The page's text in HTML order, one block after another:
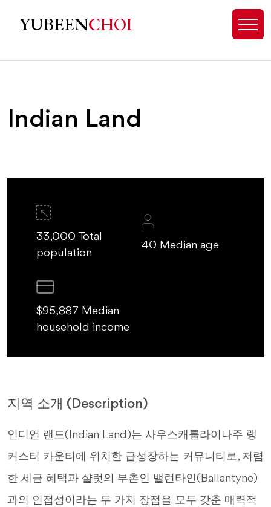
Indian Land, SC Real Estate - Top
YUBEENCHOI
Indian Land
33,000 Total
population
40 Median age
$95,887 Median
household income
지역 소개 (Description)
인디언 랜드(Indian Land)는 사우스캐롤라이나주 랭
커스터 카운티에 위치한 급성장하는 커뮤니티로, 저렴
한 세금 혜택과 샬럿의 부촌인 밸런타인(Ballantyne)
과의 인접성이라는 두 가지 장점을 모두 갖춘 매력적